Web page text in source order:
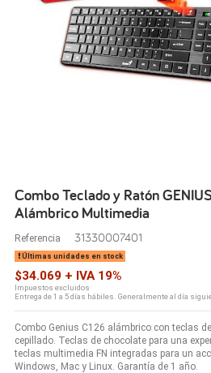
Combo Teclado y Ratón
Alámbrico Multimedia
Referencia 31330007401
Últimas unidades en stock
$34.069 + IVA 19%
Impuestos excluidos
Entrega de 1 a 5 días hábiles. Generalmente al día
Combo Genius C126 alámbrico con teclas
cepillado. Teclas de chocolate para una
teclas multimedia FN integradas para un
Windows, Mac y Linux. Garantía de 1 año.